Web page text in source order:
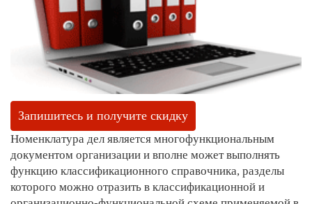
Запишитесь и получите скидку
Номенклатура дел является многофункциональным
документом организации и вполне может выполнять
функцию классификационного справочника, разделы
которого можно отразить в классификационной и